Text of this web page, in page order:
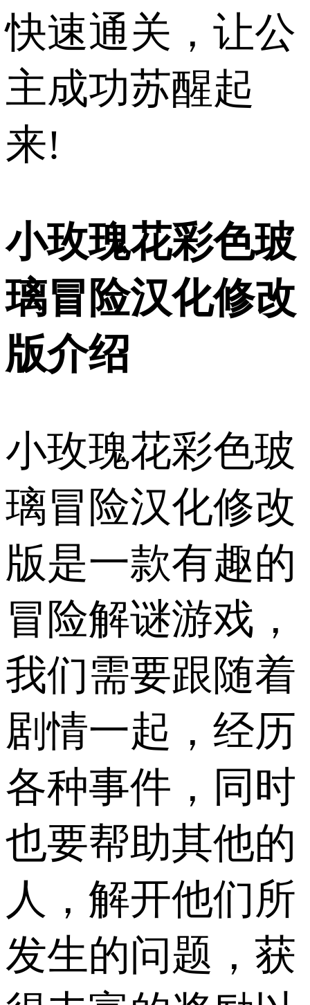
快速通关，让公
主成功苏醒起
来!
小玫瑰花彩色玻
璃冒险汉化修改
版介绍
小玫瑰花彩色玻
璃冒险汉化修改
版是一款有趣的
冒险解谜游戏，
我们需要跟随着
剧情一起，经历
各种事件，同时
也要帮助其他的
人，解开他们所
发生的问题，获